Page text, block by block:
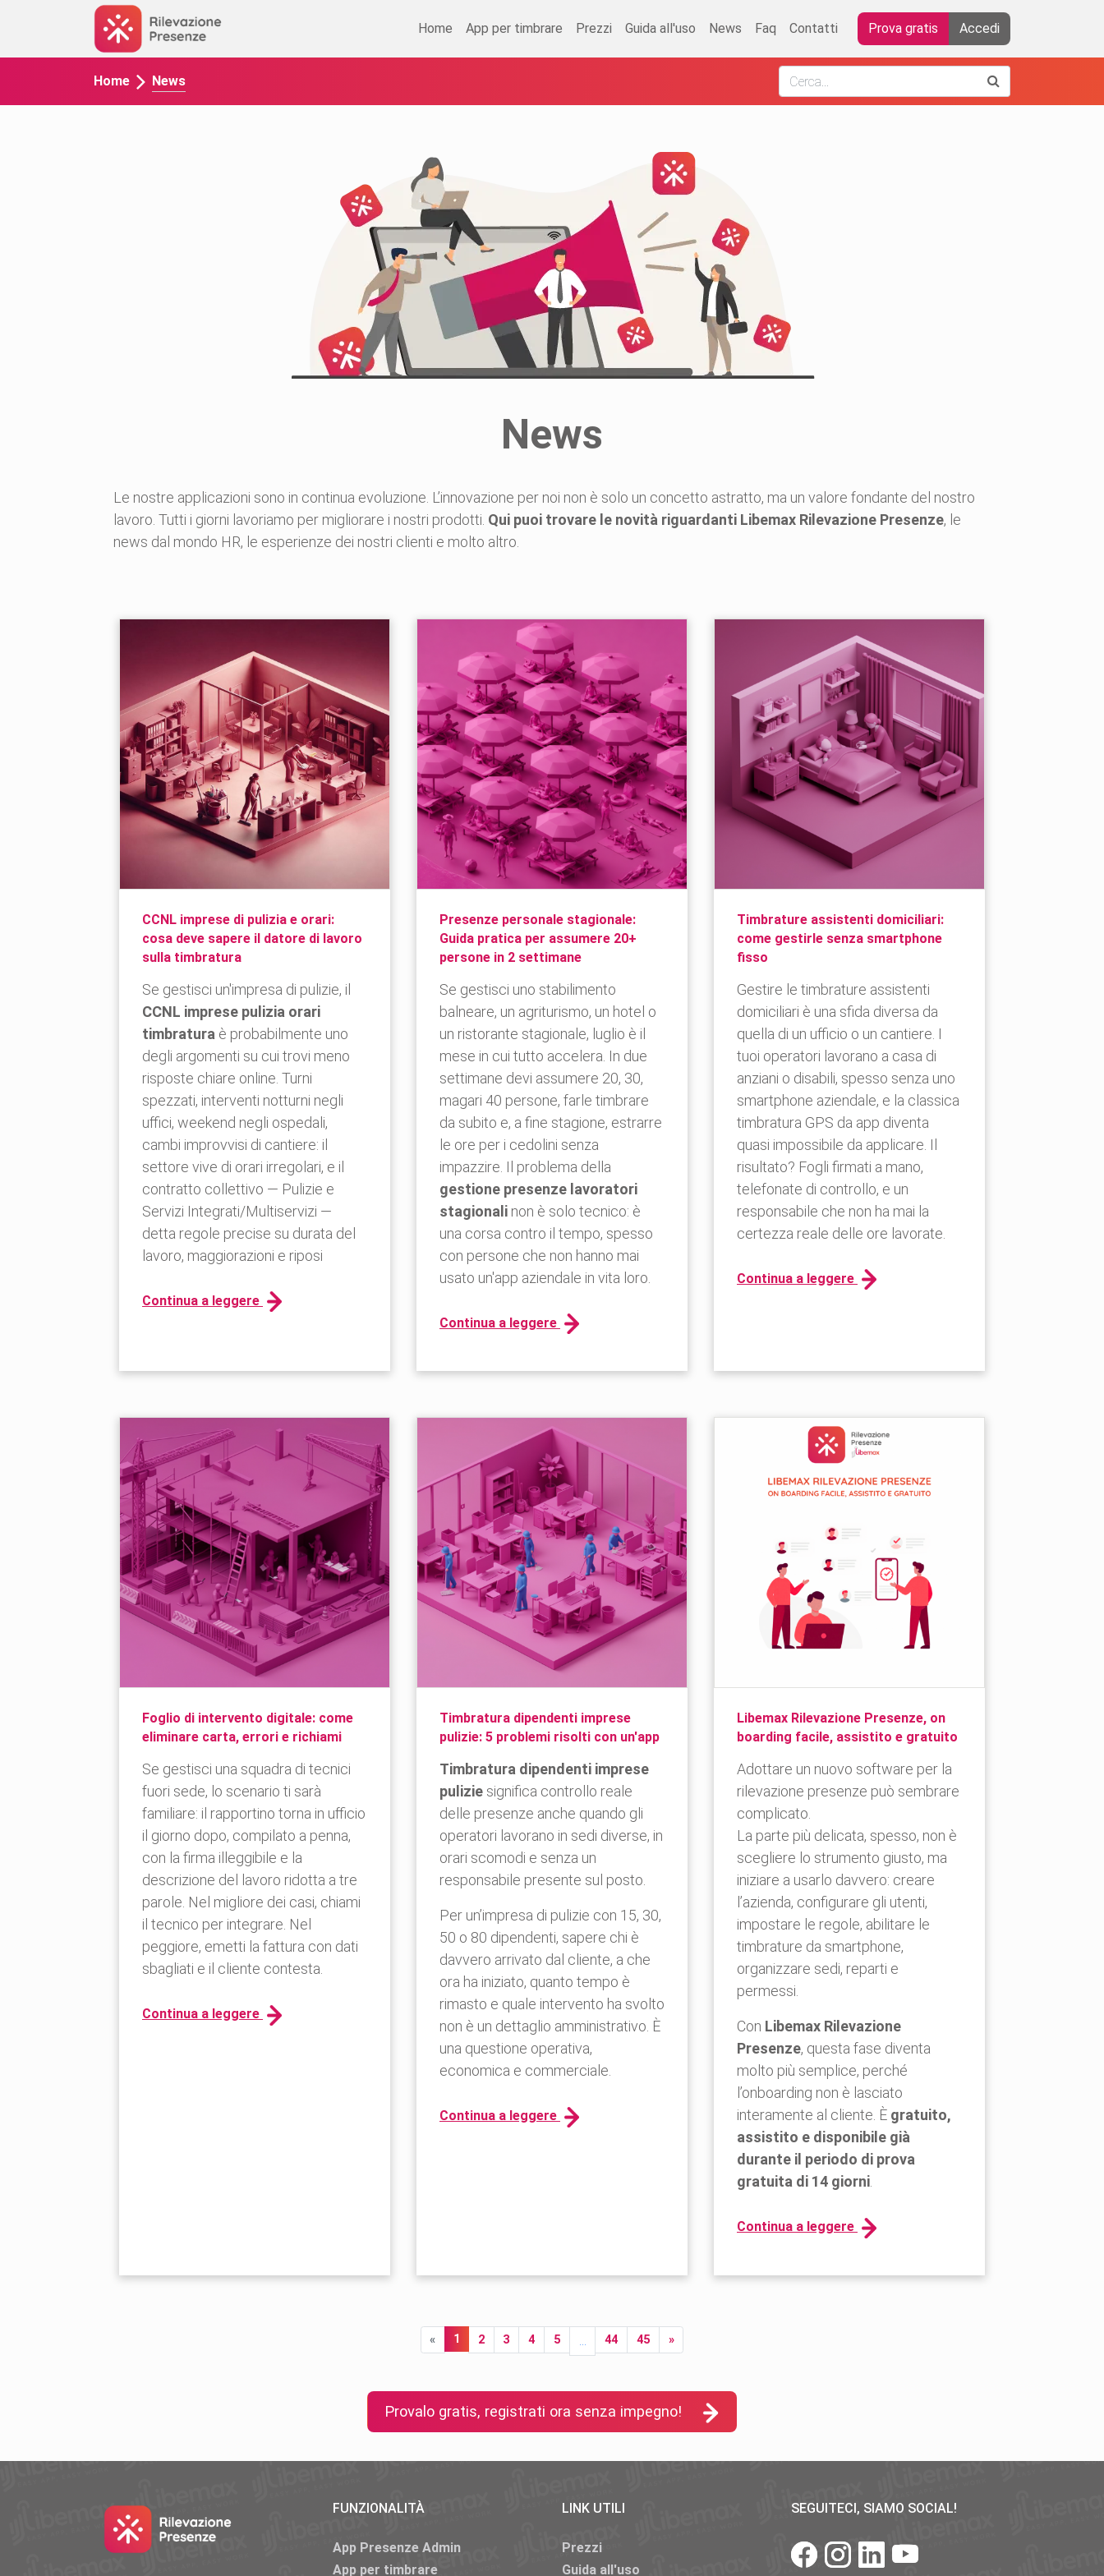
Home App per timbrare Prezzi Guida all'uso News Faq Contatti Prova gratis Accedi
Home News
News
Le nostre applicazioni sono in continua evoluzione. L’innovazione per noi non è solo un concetto astratto, ma un valore fondante del nostro
lavoro. Tutti i giorni lavoriamo per migliorare i nostri prodotti. Qui puoi trovare le novità riguardanti Libemax Rilevazione Presenze, le
news dal mondo HR, le esperienze dei nostri clienti e molto altro.
CCNL imprese di pulizia e orari:
cosa deve sapere il datore di lavoro
sulla timbratura
Se gestisci un'impresa di pulizie, il
CCNL imprese pulizia orari
timbratura è probabilmente uno
degli argomenti su cui trovi meno
risposte chiare online. Turni
spezzati, interventi notturni negli
uffici, weekend negli ospedali,
cambi improvvisi di cantiere: il
settore vive di orari irregolari, e il
contratto collettivo — Pulizie e
Servizi Integrati/Multiservizi —
detta regole precise su durata del
lavoro, maggiorazioni e riposi
Continua a leggere
Presenze personale stagionale:
Guida pratica per assumere 20+
persone in 2 settimane
Se gestisci uno stabilimento
balneare, un agriturismo, un hotel o
un ristorante stagionale, luglio è il
mese in cui tutto accelera. In due
settimane devi assumere 20, 30,
magari 40 persone, farle timbrare
da subito e, a fine stagione, estrarre
le ore per i cedolini senza
impazzire. Il problema della
gestione presenze lavoratori
stagionali non è solo tecnico: è
una corsa contro il tempo, spesso
con persone che non hanno mai
usato un'app aziendale in vita loro.
Continua a leggere
Timbrature assistenti domiciliari:
come gestirle senza smartphone
fisso
Gestire le timbrature assistenti
domiciliari è una sfida diversa da
quella di un ufficio o un cantiere. I
tuoi operatori lavorano a casa di
anziani o disabili, spesso senza uno
smartphone aziendale, e la classica
timbratura GPS da app diventa
quasi impossibile da applicare. Il
risultato? Fogli firmati a mano,
telefonate di controllo, e un
responsabile che non ha mai la
certezza reale delle ore lavorate.
Continua a leggere
Foglio di intervento digitale: come
eliminare carta, errori e richiami
Se gestisci una squadra di tecnici
fuori sede, lo scenario ti sarà
familiare: il rapportino torna in ufficio
il giorno dopo, compilato a penna,
con la firma illeggibile e la
descrizione del lavoro ridotta a tre
parole. Nel migliore dei casi, chiami
il tecnico per integrare. Nel
peggiore, emetti la fattura con dati
sbagliati e il cliente contesta.
Continua a leggere
Timbratura dipendenti imprese
pulizie: 5 problemi risolti con un'app
Timbratura dipendenti imprese
pulizie significa controllo reale
delle presenze anche quando gli
operatori lavorano in sedi diverse, in
orari scomodi e senza un
responsabile presente sul posto.
Per un’impresa di pulizie con 15, 30,
50 o 80 dipendenti, sapere chi è
davvero arrivato dal cliente, a che
ora ha iniziato, quanto tempo è
rimasto e quale intervento ha svolto
non è un dettaglio amministrativo. È
una questione operativa,
economica e commerciale.
Continua a leggere
Libemax Rilevazione Presenze, on
boarding facile, assistito e gratuito
Adottare un nuovo software per la
rilevazione presenze può sembrare
complicato.
La parte più delicata, spesso, non è
scegliere lo strumento giusto, ma
iniziare a usarlo davvero: creare
l’azienda, configurare gli utenti,
impostare le regole, abilitare le
timbrature da smartphone,
organizzare sedi, reparti e
permessi.
Con Libemax Rilevazione
Presenze, questa fase diventa
molto più semplice, perché
l’onboarding non è lasciato
interamente al cliente. È gratuito,
assistito e disponibile già
durante il periodo di prova
gratuita di 14 giorni.
Continua a leggere
Provalo gratis, registrati ora senza impegno!
FUNZIONALITÀ
App Presenze Admin
App per timbrare
LINK UTILI
Prezzi
Guida all'uso
SEGUITECI, SIAMO SOCIAL!